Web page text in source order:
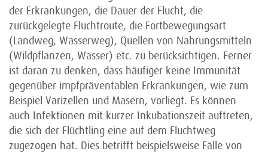
der Erkrankungen, die Dauer der Flucht, die
zurückgelegte Fluchtroute, die Fortbewegungsart
(Landweg, Wasserweg), Quellen von Nahrungs­mitteln
(Wildpflanzen, Wasser) etc. zu berücksichtigen. Ferner
ist daran zu denken, dass häufiger keine Immunität
gegenüber impfpräventablen Erkrankungen, wie zum
Beispiel Varizellen und Masern, vorliegt. Es können
auch Infektionen mit kurzer Inkubationszeit auftreten,
die sich der Flüchtling eine auf dem Fluchtweg
zugezogen hat. Dies betrifft beispielsweise Fälle von